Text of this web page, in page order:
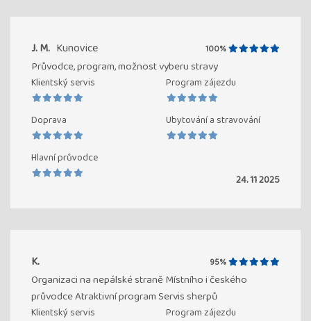
J. M. Kunovice 100%
Průvodce, program, možnost vyberu stravy
Klientský servis Program zájezdu
Doprava Ubytování a stravování
Hlavní průvodce
24. 11 2025
K. 95%
Organizaci na nepálské straně Místního i českého
průvodce Atraktivní program Servis sherpů
Klientský servis Program zájezdu